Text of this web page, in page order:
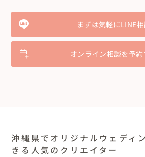
まずは気軽にLINE
オンライン相談を予約
沖縄県でオリジナルウェディ
きる人気のクリエイター